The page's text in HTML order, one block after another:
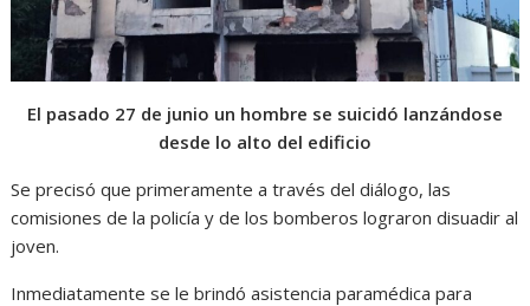
El pasado 27 de junio un hombre se suicidó lanzándose
desde lo alto del edificio
Se precisó que primeramente a través del diálogo, las
comisiones de la policía y de los bomberos lograron disuadir al
joven.
Inmediatamente se le brindó asistencia paramédica para